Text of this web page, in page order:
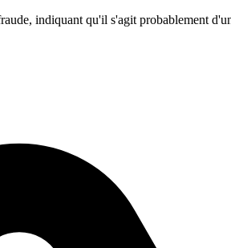
indiquant qu'il s'agit probablement